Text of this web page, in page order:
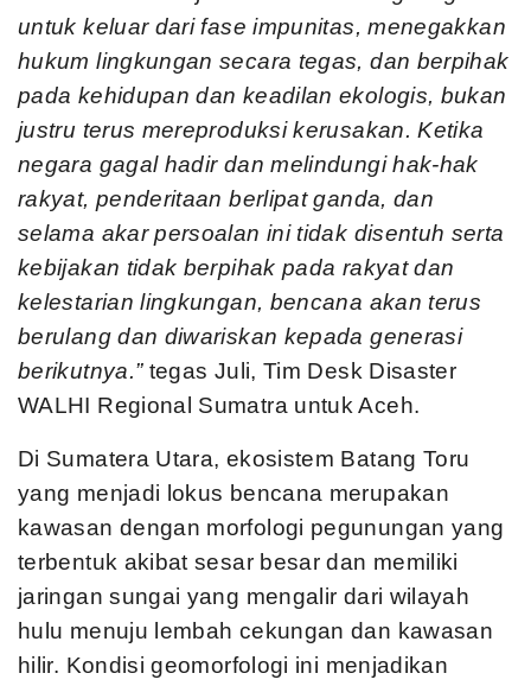
untuk keluar dari fase impunitas, menegakkan
hukum lingkungan secara tegas, dan berpihak
pada kehidupan dan keadilan ekologis, bukan
justru terus mereproduksi kerusakan. Ketika
negara gagal hadir dan melindungi hak-hak
rakyat, penderitaan berlipat ganda, dan
selama akar persoalan ini tidak disentuh serta
kebijakan tidak berpihak pada rakyat dan
kelestarian lingkungan, bencana akan terus
berulang dan diwariskan kepada generasi
berikutnya.”tegas Juli, Tim Desk Disaster
WALHI Regional Sumatra untuk Aceh.
Di Sumatera Utara, ekosistem Batang Toru
yang menjadi lokus bencana merupakan
kawasan dengan morfologi pegunungan yang
terbentuk akibat sesar besar dan memiliki
jaringan sungai yang mengalir dari wilayah
hulu menuju lembah cekungan dan kawasan
hilir. Kondisi geomorfologi ini menjadikan